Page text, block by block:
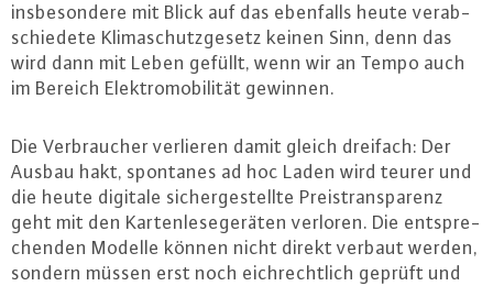
ins­be­son­de­re mit Blick auf das ebenfalls heute ver­ab­
schie­de­te Kli­ma­schutz­ge­setz keinen Sinn, denn das
wird dann mit Leben gefüllt, wenn wir an Tempo auch
im Bereich Elek­tro­mo­bi­li­tät gewinnen.
Die Ver­brau­cher verlieren damit gleich dreifach: Der
Ausbau hakt, spontanes ad hoc Laden wird teurer und
die heute digitale si­cher­ge­stell­te Preis­trans­pa­renz
geht mit den Kar­ten­le­se­ge­rä­ten verloren. Die ent­spre­
chen­den Modelle können nicht direkt verbaut werden,
sondern müssen erst noch eich­recht­lich geprüft und